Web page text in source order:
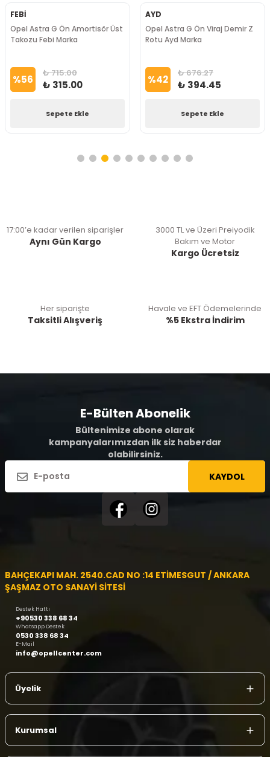
FEBİ
Opel Astra G Ön Amortisör Üst
Takozu Febi Marka
%56 ₺ 715.00
₺ 315.00
Sepete Ekle
AYD
Opel Astra G Ön Viraj Demir Z
Rotu Ayd Marka
%42 ₺ 676.27
₺ 394.45
Sepete Ekle
17:00’e kadar verilen siparişler
Aynı Gün Kargo
3000 TL ve Üzeri Preiyodik
Bakım ve Motor
Kargo Ücretsiz
Her siparişte
Taksitli Alışveriş
Havale ve EFT Ödemelerinde
%5 Ekstra İndirim
E-Bülten Abonelik
Bültenimize abone olarak
kampanyalarımızdan ilk siz haberdar
olabilirsiniz.
KAYDOL
BAHÇEKAPI MAH. 2540.CAD NO :14 ETİMESGUT / ANKARA
ŞAŞMAZ OTO SANAYİ SİTESİ
Destek Hattı
+90530 338 68 34
Whatsapp Destek
0530 338 68 34
E-Mail
info@opellcenter.com
Üyelik
Kurumsal